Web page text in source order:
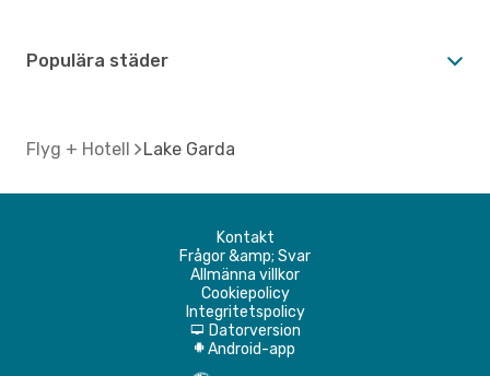
Populära städer
Flyg + Hotell Lake Garda
Kontakt
Frågor &amp; Svar
Allmänna villkor
Cookiepolicy
Integritetspolicy
d Datorversion
A Android-app